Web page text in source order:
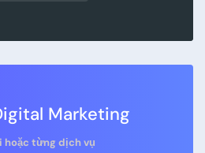
Marketing
hoặc từng dịch vụ